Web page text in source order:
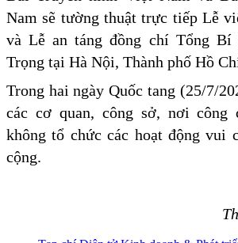
Nam sẽ tường thuật trực tiếp Lễ
và Lễ an táng đồng chí Tổng Bí
Trọng tại Hà Nội, Thành phố Hồ
Trong hai ngày Quốc tang (25/7/
các cơ quan, công sở, nơi công
không tổ chức các hoạt động vui
cộng.